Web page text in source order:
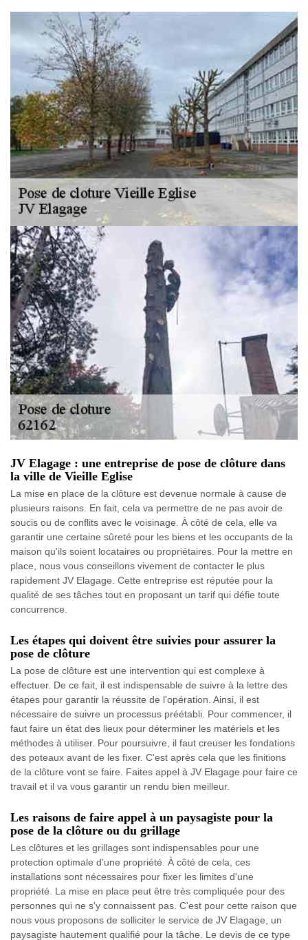
JV Elagage : une entreprise de pose de clôture dans
la ville de Vieille Eglise
La mise en place de la clôture est devenue normale à cause de
plusieurs raisons. En fait, cela va permettre de ne pas avoir de
soucis ou de conflits avec le voisinage. À côté de cela, elle va
garantir une certaine sûreté pour les biens et les occupants de la
maison qu'ils soient locataires ou propriétaires. Pour la mettre en
place, nous vous conseillons vivement de contacter le plus
rapidement JV Elagage. Cette entreprise est réputée pour la
qualité de ses tâches tout en proposant un tarif qui défie toute
concurrence.
Les étapes qui doivent être suivies pour assurer la
pose de clôture
La pose de clôture est une intervention qui est complexe à
effectuer. De ce fait, il est indispensable de suivre à la lettre des
étapes pour garantir la réussite de l'opération. Ainsi, il est
nécessaire de suivre un processus préétabli. Pour commencer, il
faut faire un état des lieux pour déterminer les matériels et les
méthodes à utiliser. Pour poursuivre, il faut creuser les fondations
des poteaux avant de les fixer. C'est après cela que les finitions
de la clôture vont se faire. Faites appel à JV Elagage pour faire ce
travail et il va vous garantir un rendu bien meilleur.
Les raisons de faire appel à un paysagiste pour la
pose de la clôture ou du grillage
Les clôtures et les grillages sont indispensables pour une
protection optimale d'une propriété. À côté de cela, ces
installations sont nécessaires pour fixer les limites d'une
propriété. La mise en place peut être très compliquée pour des
personnes qui ne s'y connaissent pas. C'est pour cette raison que
nous vous proposons de solliciter le service de JV Elagage, un
paysagiste hautement qualifié pour la tâche. Le devis de ce type